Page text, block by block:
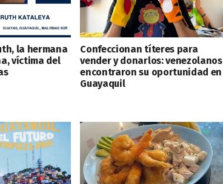
la hermana
víctima del
Confeccionan títeres para
vender y donarlos: venezolanos
encontraron su oportunidad en
Guayaquil